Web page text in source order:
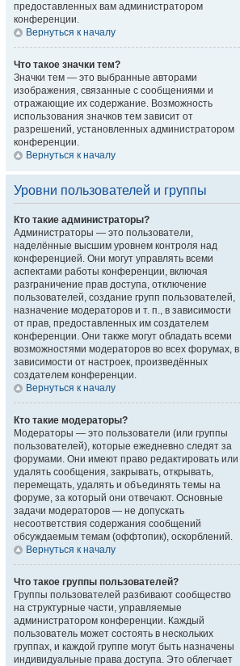
предоставленных вам администратором
конференции.
Вернуться к началу
Что такое значки тем?
Значки тем — это выбранные авторами
изображения, связанные с сообщениями и
отражающие их содержание. Возможность
использования значков тем зависит от
разрешений, установленных администратором
конференции.
Вернуться к началу
Уровни пользователей и группы
Кто такие администраторы?
Администраторы — это пользователи,
наделённые высшим уровнем контроля над
конференцией. Они могут управлять всеми
аспектами работы конференции, включая
разграничение прав доступа, отключение
пользователей, создание групп пользователей,
назначение модераторов и т. п., в зависимости
от прав, предоставленных им создателем
конференции. Они также могут обладать всеми
возможностями модераторов во всех форумах, в
зависимости от настроек, произведённых
создателем конференции.
Вернуться к началу
Кто такие модераторы?
Модераторы — это пользователи (или группы
пользователей), которые ежедневно следят за
форумами. Они имеют право редактировать или
удалять сообщения, закрывать, открывать,
перемещать, удалять и объединять темы на
форуме, за который они отвечают. Основные
задачи модераторов — не допускать
несоответствия содержания сообщений
обсуждаемым темам (оффтопик), оскорблений.
Вернуться к началу
Что такое группы пользователей?
Группы пользователей разбивают сообщество
на структурные части, управляемые
администратором конференции. Каждый
пользователь может состоять в нескольких
группах, и каждой группе могут быть назначены
индивидуальные права доступа. Это облегчает